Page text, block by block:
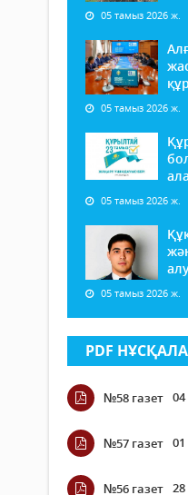
05 тамыз 2026 ж.
05 тамыз 2026 ж.
05 тамыз 2026 ж.
05 тамыз 2026 ж.
PDF
№58 газет
№57 газет
№56 газет